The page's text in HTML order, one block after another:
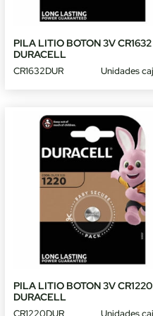
PILA LITIO BOTON 3V CR1632
DURACELL
CR1632DUR Unidades
PILA LITIO BOTON 3V CR1220
DURACELL